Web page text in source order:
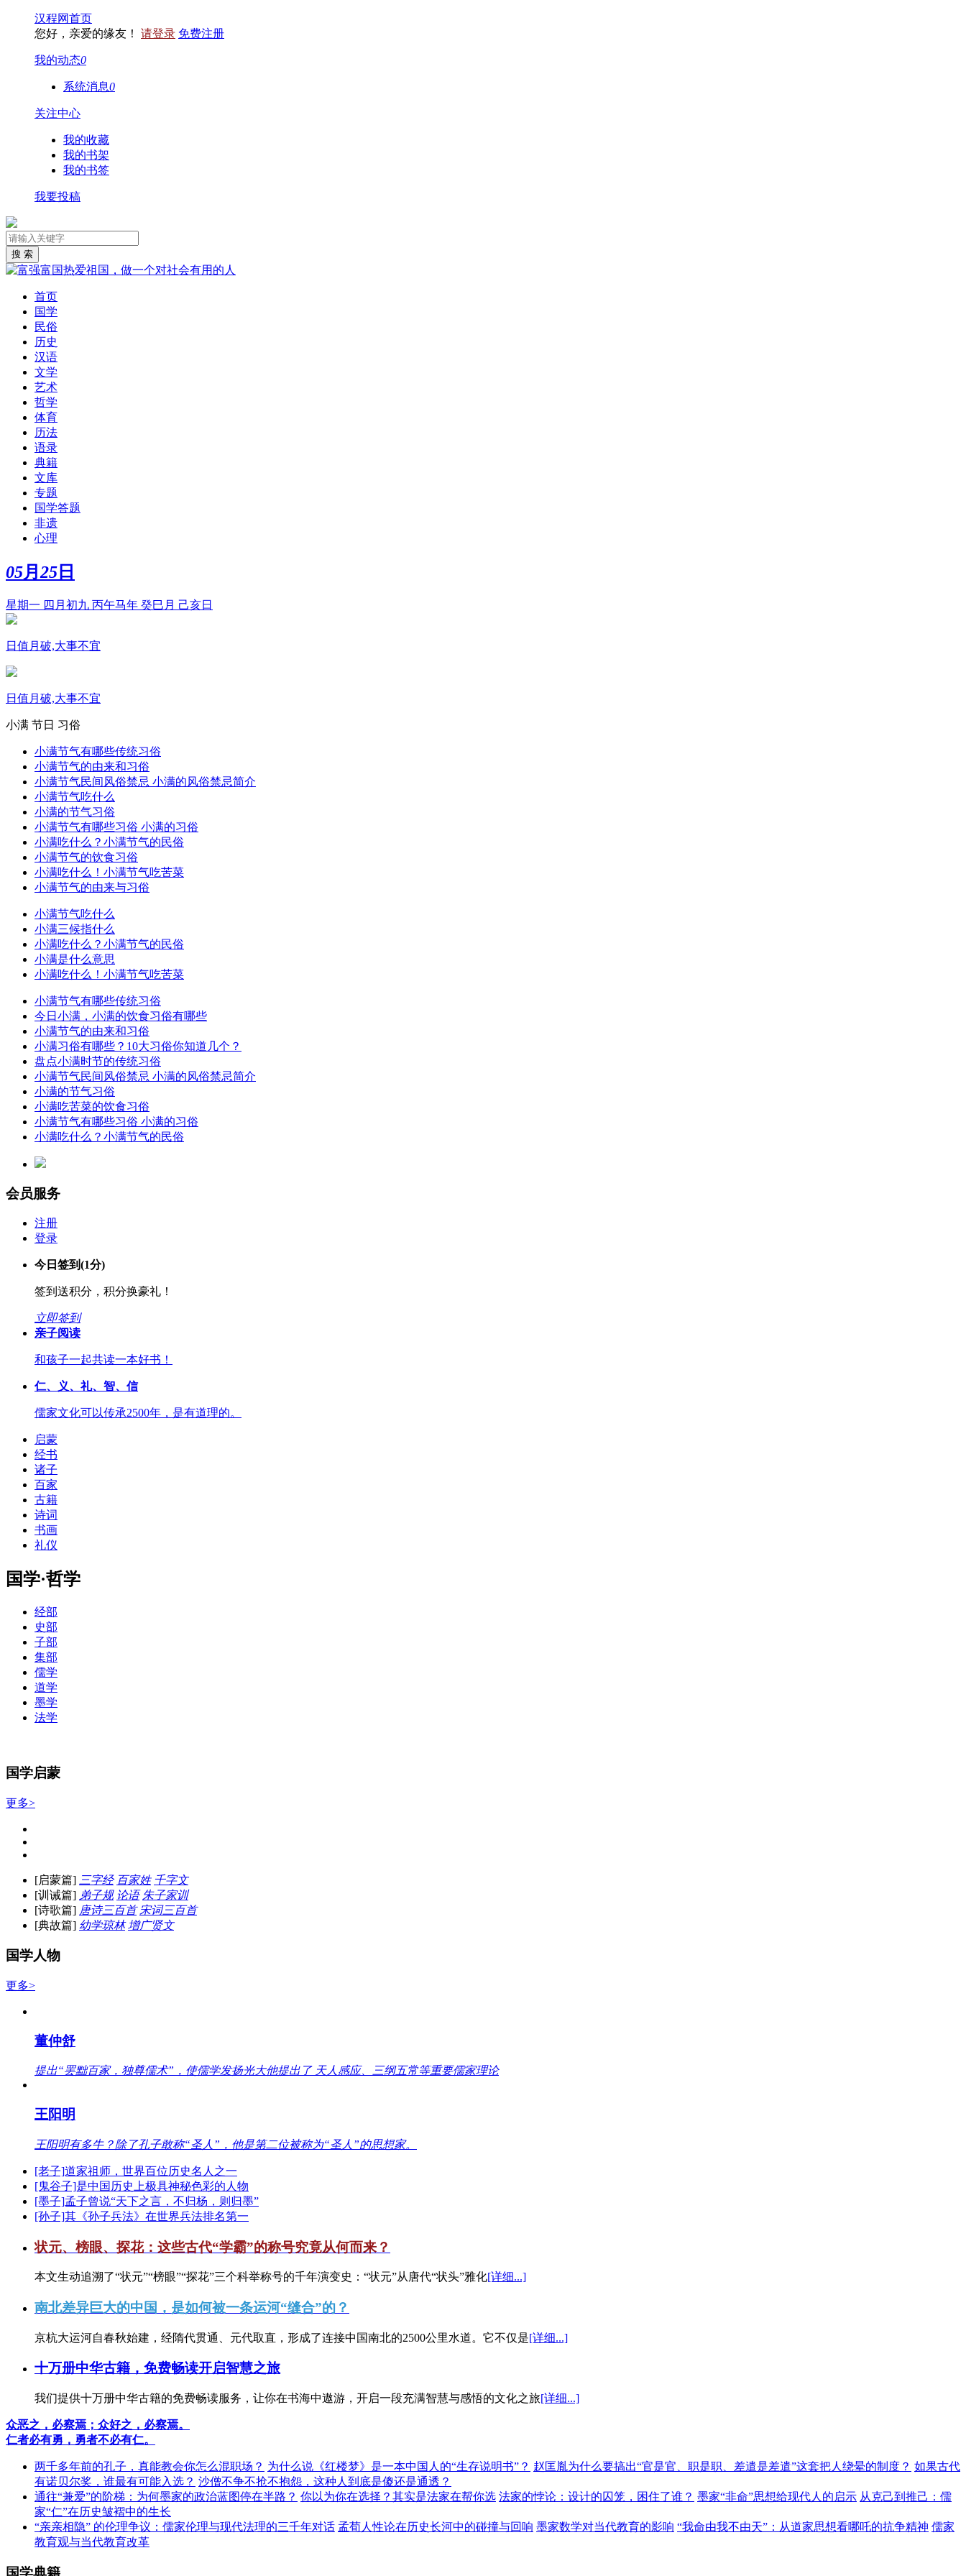
汉程网首页
您好，亲爱的缘友！ 请登录 免费注册
我的动态0
系统消息0
关注中心
我的收藏
我的书架
我的书签
我要投稿
首页
国学
民俗
历史
汉语
文学
艺术
哲学
体育
历法
语录
典籍
文库
专题
国学答题
非遗
心理
05月 25 日
星期一 四月初九 丙午马年 癸巳月 己亥日
日值月破,大事不宜
日值月破,大事不宜
小满 节日 习俗
小满节气有哪些传统习俗
小满节气的由来和习俗
小满节气民间风俗禁忌 小满的风俗禁忌简介
小满节气吃什么
小满的节气习俗
小满节气有哪些习俗 小满的习俗
小满吃什么？小满节气的民俗
小满节气的饮食习俗
小满吃什么！小满节气吃苦菜
小满节气的由来与习俗
小满节气吃什么
小满三候指什么
小满吃什么？小满节气的民俗
小满是什么意思
小满吃什么！小满节气吃苦菜
小满节气有哪些传统习俗
今日小满，小满的饮食习俗有哪些
小满节气的由来和习俗
小满习俗有哪些？10大习俗你知道几个？
盘点小满时节的传统习俗
小满节气民间风俗禁忌 小满的风俗禁忌简介
小满的节气习俗
小满吃苦菜的饮食习俗
小满节气有哪些习俗 小满的习俗
小满吃什么？小满节气的民俗
会员服务
注册
登录
今日签到(1分)
签到送积分，积分换豪礼！
立即签到
亲子阅读
和孩子一起共读一本好书！
仁、义、礼、智、信
儒家文化可以传承2500年，是有道理的。
启蒙
经书
诸子
百家
古籍
诗词
书画
礼仪
国学·哲学
经部
史部
子部
集部
儒学
道学
墨学
法学
国学启蒙
更多>
[启蒙篇] 三字经 百家姓 千字文
[训诫篇] 弟子规 论语 朱子家训
[诗歌篇] 唐诗三百首 宋词三百首
[典故篇] 幼学琼林 增广贤文
国学人物
更多>
董仲舒
提出“罢黜百家，独尊儒术”，使儒学发扬光大他提出了 天人感应、三纲五常等重要儒家理论
王阳明
王阳明有多牛？除了孔子敢称“圣人”，他是第二位被称为“圣人”的思想家。
[老子]道家祖师，世界百位历史名人之一
[鬼谷子]是中国历史上极具神秘色彩的人物
[墨子]孟子曾说“天下之言，不归杨，则归墨”
[孙子]其《孙子兵法》在世界兵法排名第一
状元、榜眼、探花：这些古代“学霸”的称号究竟从何而来？
本文生动追溯了“状元”“榜眼”“探花”三个科举称号的千年演变史：“状元”从唐代“状头”雅化[详细...]
南北差异巨大的中国，是如何被一条运河“缝合”的？
京杭大运河自春秋始建，经隋代贯通、元代取直，形成了连接中国南北的2500公里水道。它不仅是[详细...]
十万册中华古籍，免费畅读开启智慧之旅
我们提供十万册中华古籍的免费畅读服务，让你在书海中遨游，开启一段充满智慧与感悟的文化之旅[详细...]
众恶之，必察焉；众好之，必察焉。
仁者必有勇，勇者不必有仁。
两千多年前的孔子，真能教会你怎么混职场？ 为什么说《红楼梦》是一本中国人的“生存说明书”？ 赵匡胤为什么要搞出“官是官、职是职、差遣是差遣”这套把人绕晕的制度？ 如果古代
有诺贝尔奖，谁最有可能入选？ 沙僧不争不抢不抱怨，这种人到底是傻还是通透？
通往“兼爱”的阶梯：为何墨家的政治蓝图停在半路？ 你以为你在选择？其实是法家在帮你选 法家的悖论：设计的囚笼，困住了谁？ 墨家“非命”思想给现代人的启示 从克己到推己：儒
家“仁”在历史皱褶中的生长
“亲亲相隐” 的伦理争议：儒家伦理与现代法理的三千年对话 孟荀人性论在历史长河中的碰撞与回响 墨家数学对当代教育的影响 “我命由我不由天”：从道家思想看哪吒的抗争精神 儒家
教育观与当代教育改革
国学典籍